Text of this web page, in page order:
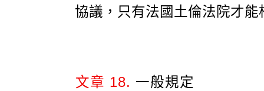
協議，只有法國土倫法院才
文章 18. 一般規定